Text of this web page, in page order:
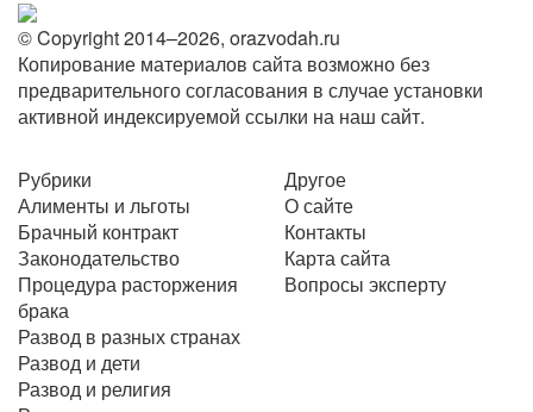
© Copyright 2014–2026, orazvodah.ru
Копирование материалов сайта возможно без
предварительного согласования в случае установки
активной индексируемой ссылки на наш сайт.
Рубрики
Алименты и льготы
Брачный контракт
Законодательство
Процедура расторжения
брака
Развод в разных странах
Развод и дети
Развод и религия
Другое
О сайте
Контакты
Карта сайта
Вопросы эксперту